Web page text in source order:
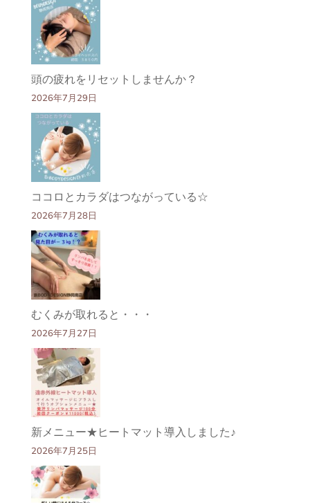
頭の疲れをリセットしませんか？
2026年7月29日
ココロとカラダはつながっている☆
2026年7月28日
むくみが取れると・・・
2026年7月27日
新メニュー★ヒートマット導入しました♪
2026年7月25日